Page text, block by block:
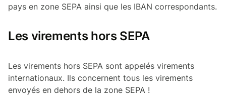
pays en zone SEPA ainsi que les IBAN correspondants.
Les virements hors SEPA
Les virements hors SEPA sont appelés virements
internationaux. Ils concernent tous les virements
envoyés en dehors de la zone SEPA !